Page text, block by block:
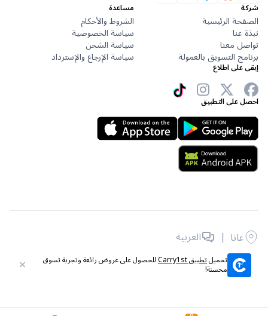
تحميلتطبيق Carry1st للحصول على عروض رائعة وتجربة تسوق
محسنة!
شركة
الصفحة الرئيسية
نبذة عنا
تواصل معنا
برنامج التسويق بالعمولة
مساعدة
الشروط والأحكام
سياسة الخصوصية
سياسة الشحن
سياسة الإرجاع والإسترداد
إبقى على اطلاع
احصل على التطبيق
جميع الحقوق محفوظة © 2026 لشركة Carry1st .
غانا | العربية